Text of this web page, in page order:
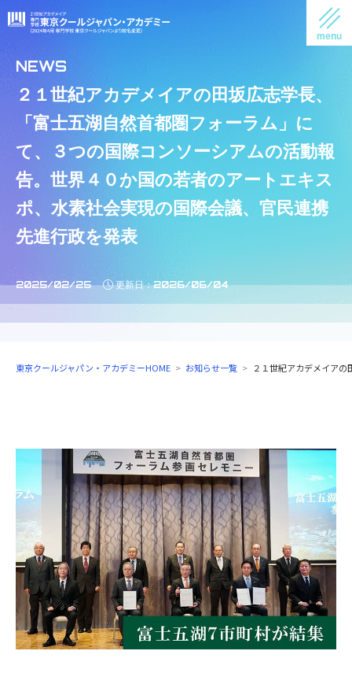
２１世紀アカデメイアの田坂広志学長、
「富士五湖自然首都圏フォーラム」に
て、３つの国際コンソーシアムの活動報
告。世界４０か国の若者のアートエキス
ポ、水素社会実現の国際会議、官民連携
先進行政を発表
2025/02/25 更新日：2026/06/04
東京クールジャパン・アカデミーHOME お知らせ一覧 ２１世紀アカデメイア